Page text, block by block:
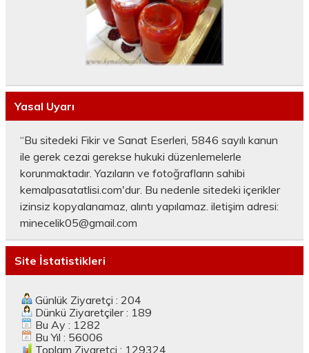
Yasal Uyarı
“Bu sitedeki Fikir ve Sanat Eserleri, 5846 sayılı kanun
ile gerek cezai gerekse hukuki düzenlemelerle
korunmaktadır. Yazıların ve fotoğrafların sahibi
kemalpasatatlisi.com'dur. Bu nedenle sitedeki içerikler
izinsiz kopyalanamaz, alıntı yapılamaz. iletişim adresi:
minecelik05@gmail.com
Site İstatistikleri
Günlük Ziyaretçi : 204
Dünkü Ziyaretçiler : 189
Bu Ay : 1282
Bu Yıl : 56006
Toplam Ziyaretçi : 129324